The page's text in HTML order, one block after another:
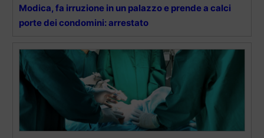
Modica, fa irruzione in un palazzo e prende a calci
porte dei condomini: arrestato